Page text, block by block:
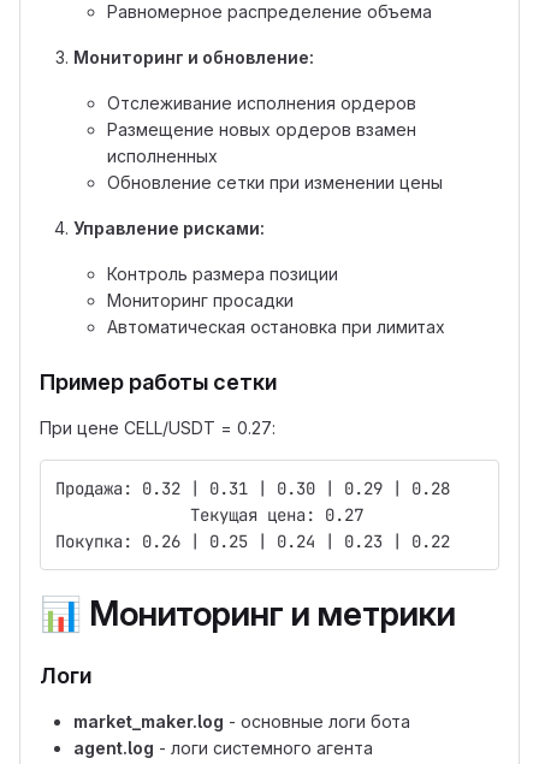
Равномерное распределение объема
Мониторинг и обновление:
Отслеживание исполнения ордеров
Размещение новых ордеров взамен
исполненных
Обновление сетки при изменении цены
Управление рисками:
Контроль размера позиции
Мониторинг просадки
Автоматическая остановка при лимитах
Пример работы сетки
При цене CELL/USDT = 0.27:
Продажа: 0.32 | 0.31 | 0.30 | 0.29 | 0.28
              Текущая цена: 0.27
Покупка: 0.26 | 0.25 | 0.24 | 0.23 | 0.22
📊 Мониторинг и метрики
Логи
market_maker.log - основные логи бота
agent.log - логи системного агента